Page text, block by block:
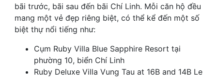
bãi trước, bãi sau đến bãi Chí Linh. Mỗi căn hộ đều
mang một vẻ đẹp riêng biệt, có thể kể đến một số
biệt thự nổi tiếng như:
Cụm Ruby Villa Blue Sapphire Resort tại
phường 10, biển Chí Linh
Ruby Deluxe Villa Vung Tau at 16B and 14B Le